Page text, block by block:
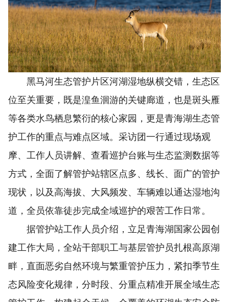
黑马河生态管护片区河湖湿地纵横交错，生态区
位至关重要，既是湟鱼洄游的关键廊道，也是斑头雁
等各类水鸟栖息繁衍的核心家园，更是青海湖生态管
护工作的重点与难点区域。采访团一行通过现场观
摩、工作人员讲解、查看巡护台账与生态监测数据等
方式，全面了解管护站辖区点多、线长、面广的管护
现状，以及高海拔、大风频发、车辆难以通达湿地沟
道，全员依靠徒步完成全域巡护的艰苦工作日常。
据管护站工作人员介绍，立足青海湖国家公园创
建工作大局，全站干部职工与基层管护员扎根高原湖
畔，直面恶劣自然环境与繁重管护压力，紧扣季节生
态风险变化规律，分时段、分重点精准开展全域生态